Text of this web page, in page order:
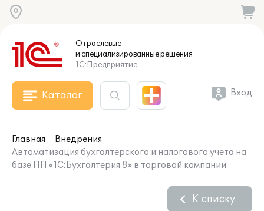
Отраслевые
и специализированныерешения
1С:Предприятие
Каталог Вход
Главная
Внедрения
Автоматизация бухгалтерского и налогового учета на
базе ПП «1С:Бухгалтерия 8» в торговой компании
К списку